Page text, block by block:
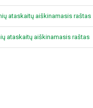
ataskaitų aiškinamasis raštas
ataskaitų aiškinamasis raštas